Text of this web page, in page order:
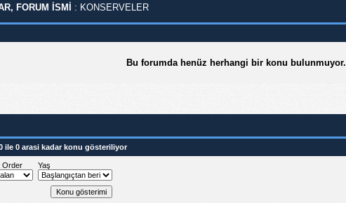
FORUM ISMI : KONSERVELER
Bu forumda henüz herhangi bir konu bulunmuyor.
ile 0 arasi kadar konu gösteriliyor
Order Yaş